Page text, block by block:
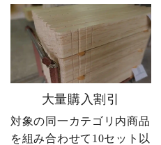
大量購入割引
対象の同一カテゴリ内商品
を組み合わせて10セット以